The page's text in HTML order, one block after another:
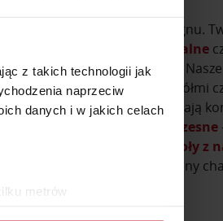
z takich technologii jak
naprzeciw
danych i w jakich celach
metrów
i naturalnego designu.
stoły owalne
– niezależnie od jego stylu. Nasze
obiady, spotkania z przyjaciółmi
owalny do jadalnizapewniają
stoły nowoczesne
stoły z
jego niepowtarzalny